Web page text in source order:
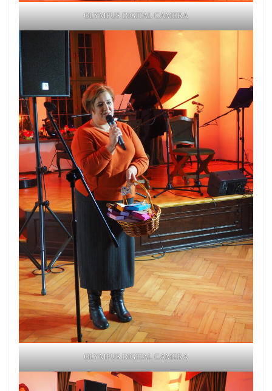
OLYMPUS DIGITAL CAMERA
OLYMPUS DIGITAL CAMERA